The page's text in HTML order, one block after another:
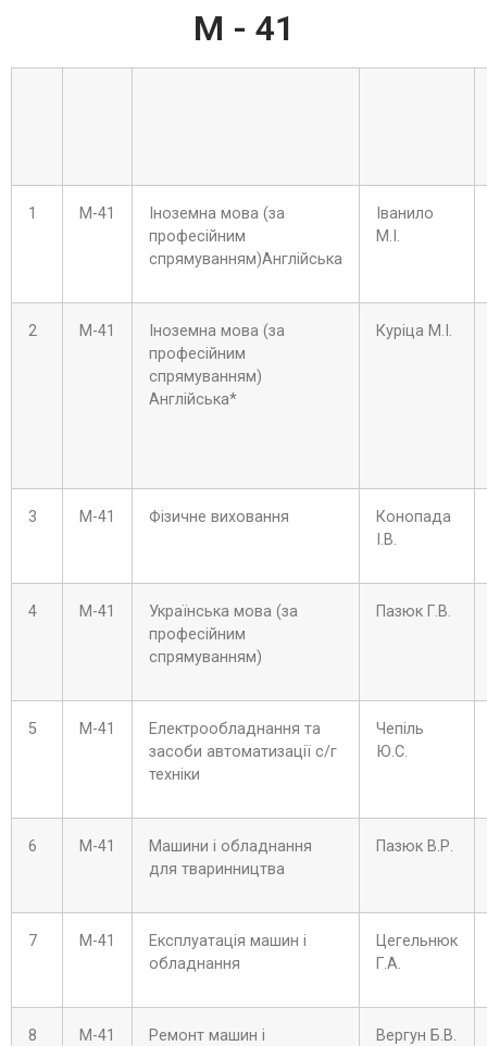
М - 41
1 М-41
Іноземна мова (за
професійним
спрямуванням)Англійська
Іванило
М.І.
2 М-41
Іноземна мова (за
професійним
спрямуванням)
Англійська*
Куріца М.І.
3 М-41 Фізичне виховання
Конопада
І.В.
4 М-41
Українська мова (за
професійним
спрямуванням)
Пазюк Г.В.
5 М-41
Електрообладнання та
засоби автоматизації с/г
техніки
Чепіль
Ю.С.
6 М-41
Машини і обладнання
для тваринництва
Пазюк В.Р.
7 М-41
Експлуатація машин і
обладнання
Цегельнюк
Г.А.
8 М-41
Ремонт машин і
Вергун Б.В.